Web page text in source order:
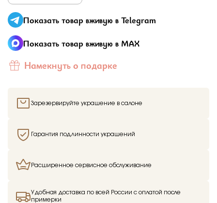
Показать товар вживую в Telegram
Показать товар вживую в MAX
Намекнуть о подарке
Зарезервируйте украшение в салоне
Гарантия подлинности украшений
Расширенное сервисное обслуживание
Удобная доставка по всей России с оплатой после
примерки